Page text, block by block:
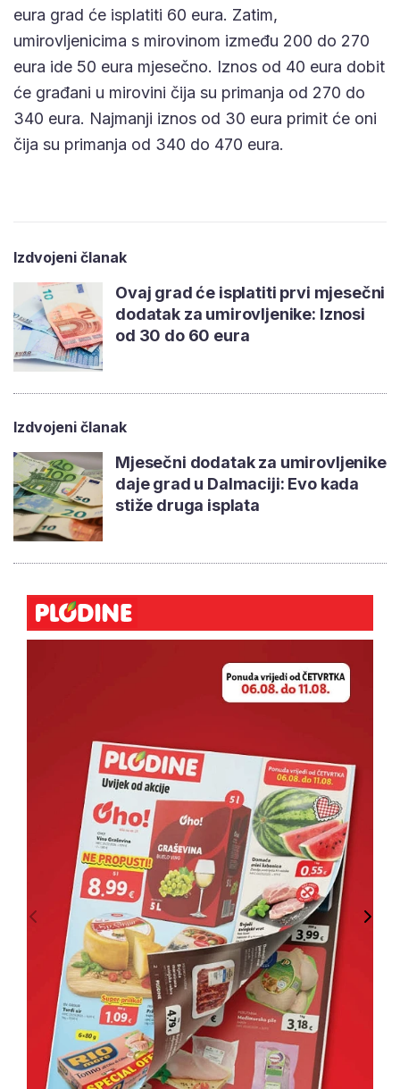
eura grad će isplatiti 60 eura. Zatim,
umirovljenicima s mirovinom između 200 do 270
eura ide 50 eura mjesečno. Iznos od 40 eura dobit
će građani u mirovini čija su primanja od 270 do
340 eura. Najmanji iznos od 30 eura primit će oni
čija su primanja od 340 do 470 eura.
Izdvojeni članak
Ovaj grad će isplatiti prvi mjesečni
dodatak za umirovljenike: Iznosi
od 30 do 60 eura
Izdvojeni članak
Mjesečni dodatak za umirovljenike
daje grad u Dalmaciji: Evo kada
stiže druga isplata